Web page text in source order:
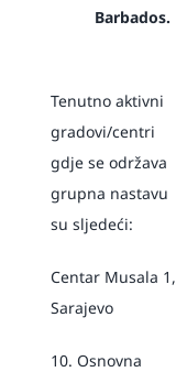
Barbados.
Tenutno aktivni
gradovi/centri
gdje se održava
grupna nastavu
su sljedeći:
Centar Musala 1,
Sarajevo
10. Osnovna